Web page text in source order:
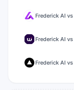
Frederick AI vs
Frederick AI vs
Frederick AI vs